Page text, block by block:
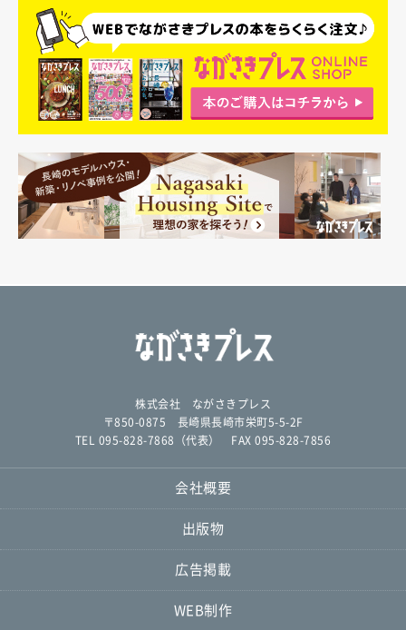
株式会社 ながさきプレス
〒850-0875 長崎県長崎市栄町5-5-2F
TEL 095-828-7868（代表） FAX 095-828-7856
会社概要
出版物
広告掲載
WEB制作